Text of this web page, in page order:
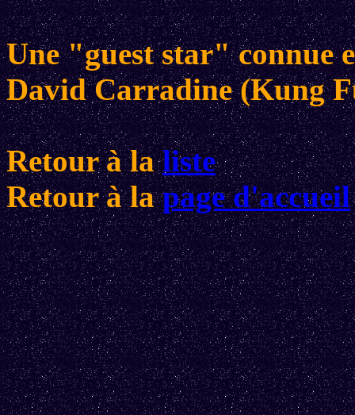
Une "guest star" connue
David Carradine (Kung
Retour à laliste
Retour à lapage d'accueil